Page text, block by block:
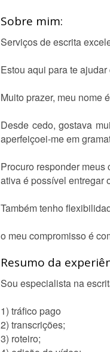
Sobre mim:
Serviços de escrita
Estou aqui para te
Muito prazer, meu nome
Desde cedo, gostava
aperfeiçoei-me em
Procuro responder
ativa é possível entregar
Também tenho
o meu compromisso é
Resumo da
Sou especialista na
1) tráfico pago
2) transcrições;
3) roteiro;